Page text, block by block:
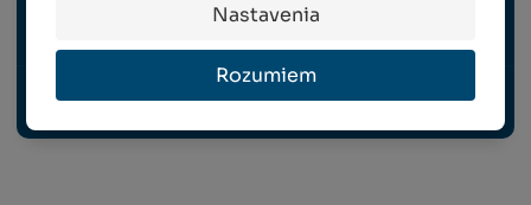
Nastavenia
Rozumiem
OCHRANNÉ PRACOVNÉ POMÔCKY